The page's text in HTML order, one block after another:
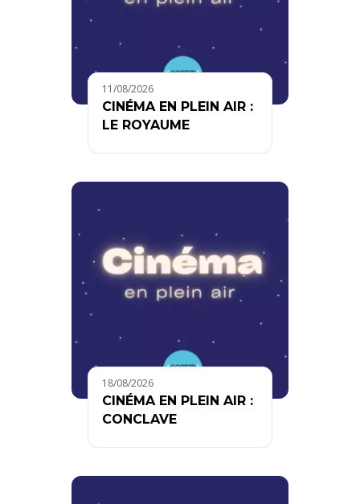
11/08/2026
CINÉMA EN PLEIN AIR :
LE ROYAUME
18/08/2026
CINÉMA EN PLEIN AIR :
CONCLAVE